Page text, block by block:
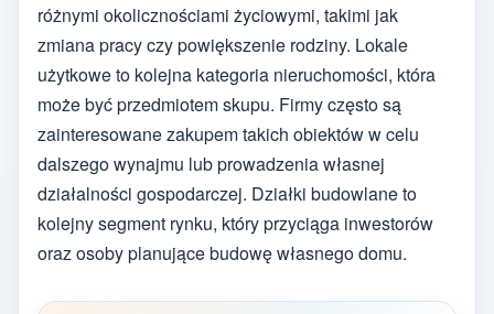
różnymi okolicznościami życiowymi, takimi jak
zmiana pracy czy powiększenie rodziny. Lokale
użytkowe to kolejna kategoria nieruchomości, która
może być przedmiotem skupu. Firmy często są
zainteresowane zakupem takich obiektów w celu
dalszego wynajmu lub prowadzenia własnej
działalności gospodarczej. Działki budowlane to
kolejny segment rynku, który przyciąga inwestorów
oraz osoby planujące budowę własnego domu.